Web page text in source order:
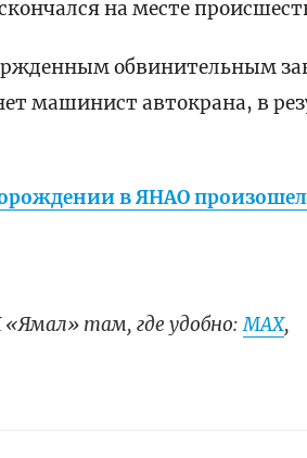
на месте
обвинительным
машинист автокрана, в
в ЯНАО
там, где удобно:МАХ,